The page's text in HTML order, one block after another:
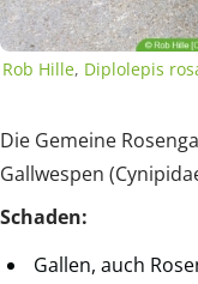
Rob Hille, Diplolepis
Die Gemeine
Gallwespen
Schaden:
Gallen, auch